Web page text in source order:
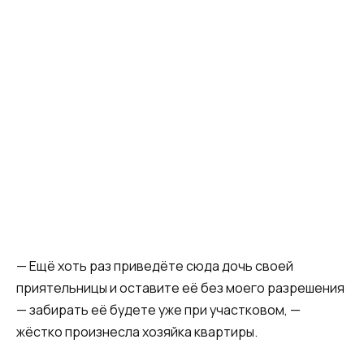
— Ещё хоть раз приведёте сюда дочь своей
приятельницы и оставите её без моего разрешения
— забирать её будете уже при участковом, —
жёстко произнесла хозяйка квартиры.